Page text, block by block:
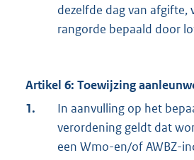
dezelfde dag van
rangorde bepaald door
Artikel 6: Toewijzing
1.
In aanvulling op het
verordening geldt dat
een Wmo-en/of AWBZ-